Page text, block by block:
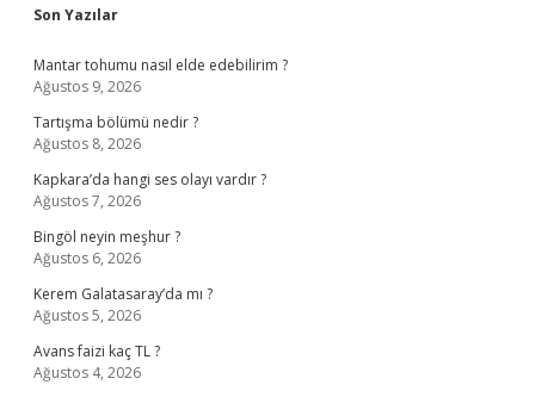
Sidebar
Son Yazılar
Mantar tohumu nasıl elde edebilirim ?
Ağustos 9, 2026
Tartışma bölümü nedir ?
Ağustos 8, 2026
Kapkara’da hangi ses olayı vardır ?
Ağustos 7, 2026
Bingöl neyin meşhur ?
Ağustos 6, 2026
Kerem Galatasaray’da mı ?
Ağustos 5, 2026
Avans faizi kaç TL ?
Ağustos 4, 2026